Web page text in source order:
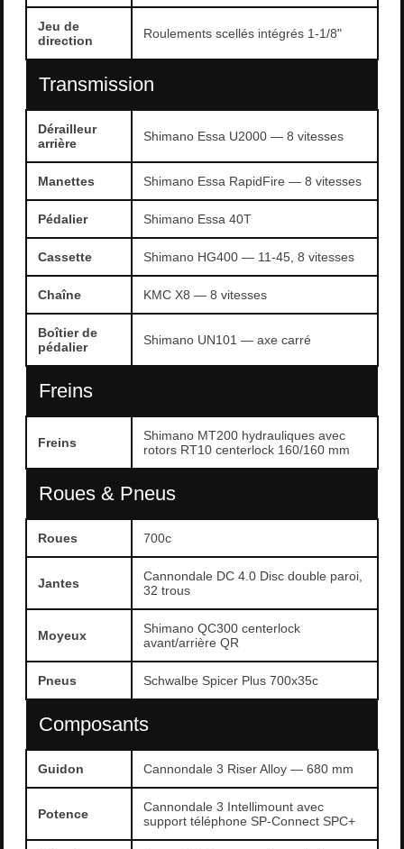
Jeu de
direction
Roulements scellés intégrés 1-1/8"
Transmission
Dérailleur
arrière
Shimano Essa U2000 — 8 vitesses
Manettes Shimano Essa RapidFire — 8 vitesses
Pédalier Shimano Essa 40T
Cassette Shimano HG400 — 11-45, 8 vitesses
Chaîne KMC X8 — 8 vitesses
Boîtier de
pédalier
Shimano UN101 — axe carré
Freins
Freins
Shimano MT200 hydrauliques avec
rotors RT10 centerlock 160/160 mm
Roues & Pneus
Roues 700c
Jantes
Cannondale DC 4.0 Disc double paroi,
32 trous
Moyeux
Shimano QC300 centerlock
avant/arrière QR
Pneus Schwalbe Spicer Plus 700x35c
Composants
Guidon Cannondale 3 Riser Alloy — 680 mm
Potence
Cannondale 3 Intellimount avec
support téléphone SP-Connect SPC+